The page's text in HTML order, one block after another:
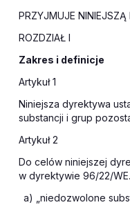
PRZYJMUJE NINIEJSZĄ
ROZDZIAŁ I
Zakres i definicje
Artykuł 1
Niniejsza dyrektywa
substancji i grup
Artykuł 2
Do celów niniejszej
w dyrektywie 96/22/
a) „niedozwolone